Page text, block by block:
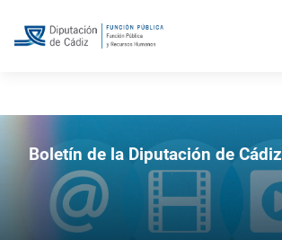
Boletín de la Diputación de Cádiz